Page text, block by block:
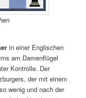
in einer Englischen
am Damenflügel
Kontrolle. Der
der mit einem
wenig und nach der